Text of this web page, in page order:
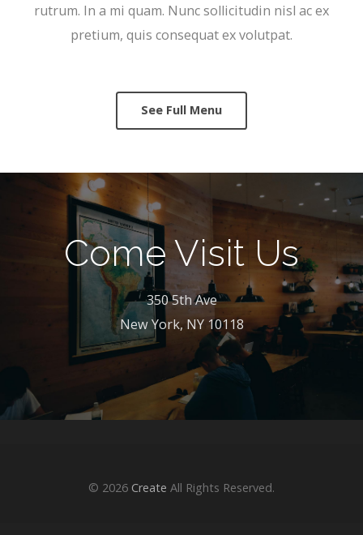
rutrum. In a mi quam. Nunc sollicitudin nisl ac ex
pretium, quis consequat ex volutpat.
See Full Menu
Come Visit Us
350 5th Ave
New York, NY 10118
© 2026 Create All Rights Reserved.